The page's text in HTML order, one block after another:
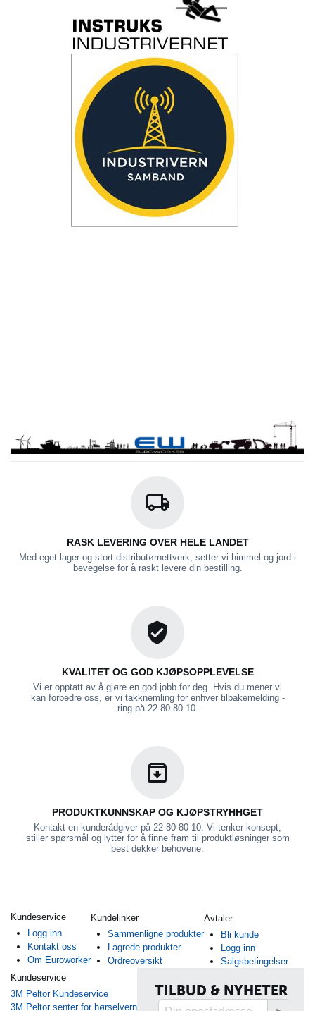
RASK LEVERING OVER HELE LANDET
Med eget lager og stort distributørnettverk, setter vi himmel og jord i
bevegelse for å raskt levere din bestilling.
KVALITET OG GOD KJØPSOPPLEVELSE
Vi er opptatt av å gjøre en god jobb for deg. Hvis du mener vi
kan forbedre oss, er vi takknemling for enhver tilbakemelding -
ring på 22 80 80 10.
PRODUKTKUNNSKAP OG KJØPSTRYHHGET
Kontakt en kunderådgiver på 22 80 80 10. Vi tenker konsept,
stiller spørsmål og lytter for å finne fram til produktløsninger som
best dekker behovene.
Kundeservice
Logg inn
Kontakt oss
Om Euroworker
Kundelinker
Sammenligne produkter
Lagrede produkter
Ordreoversikt
Avtaler
Bli kunde
Logg inn
Salgsbetingelser
Kundeservice
3M Peltor Kundeservice
3M Peltor senter for hørselvern
TILBUD & NYHETER